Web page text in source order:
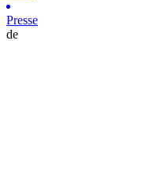
Presse
de